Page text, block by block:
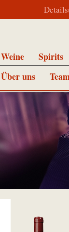
Weine
Spirits
Über uns